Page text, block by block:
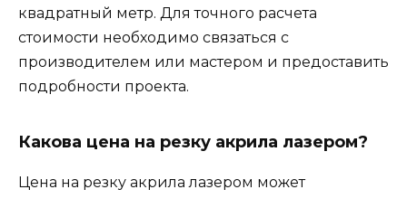
квадратный метр. Для точного расчета
стоимости необходимо связаться с
производителем или мастером и предоставить
подробности проекта.
Какова цена на резку акрила лазером?
Цена на резку акрила лазером может